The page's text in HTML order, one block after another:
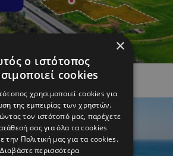
Περιοχές
×
ο ιστότοπος
cookies
χρησιμοποιεί cookies για
της εμπειρίας των χρηστών.
τον ιστότοπό μας, παρέχετε
σας για όλα τα cookies
την Πολιτική μας για τα cookies.
Διαβάστε περισσότερα